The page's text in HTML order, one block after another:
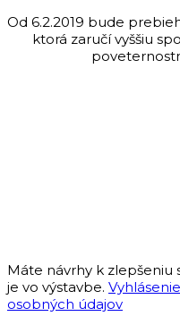
Od 6.2.2019 bude
ktorá zaručí vyššiu
Máte návrhy k zlepšeniu
je vo výstavbe.
osobných údajov